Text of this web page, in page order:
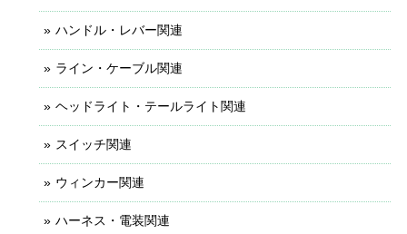
ハンドル・レバー関連
ライン・ケーブル関連
ヘッドライト・テールライト関連
スイッチ関連
ウィンカー関連
ハーネス・電装関連